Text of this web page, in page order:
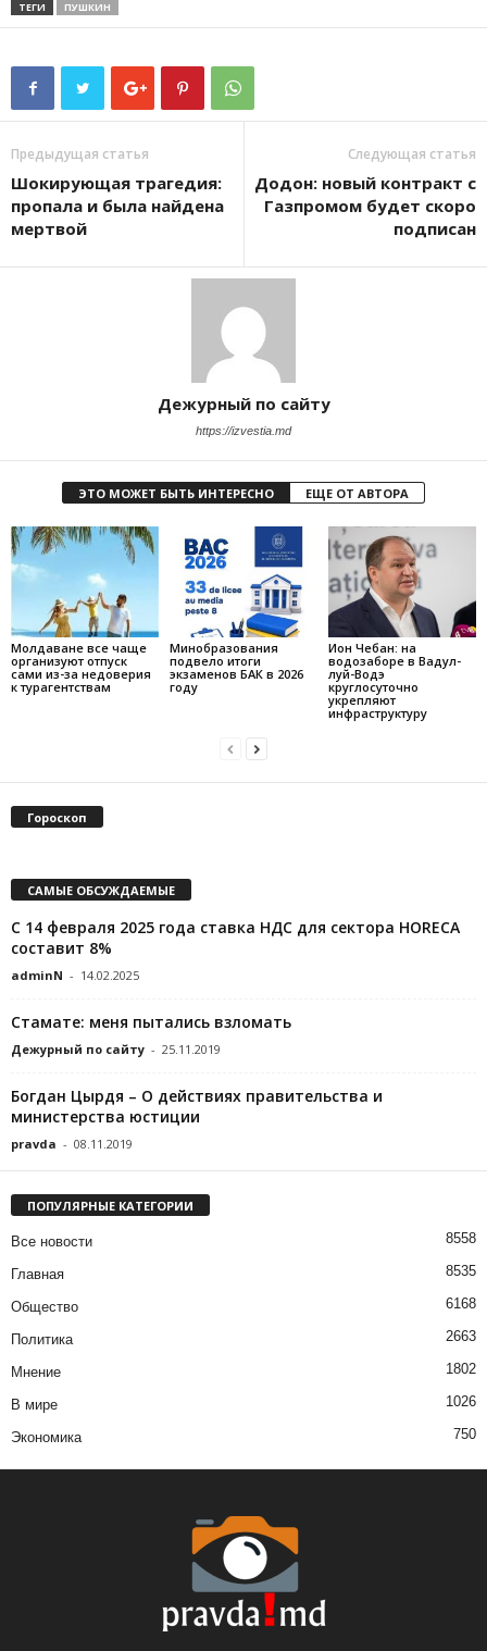
ТЕГИ ПУШКИН
Предыдущая статья
Шокирующая трагедия:
пропала и была найдена
мертвой
Следующая статья
Додон: новый контракт с
Газпромом будет скоро
подписан
Дежурный по сайту
https://izvestia.md
ЭТО МОЖЕТ БЫТЬ ИНТЕРЕСНО ЕЩЕ ОТ АВТОРА
Молдаване все чаще
организуют отпуск
сами из-за недоверия
к турагентствам
Минобразования
подвело итоги
экзаменов БАК в 2026
году
Ион Чебан: на
водозаборе в Вадул-
луй-Водэ
круглосуточно
укрепляют
инфраструктуру
Гороскоп
САМЫЕ ОБСУЖДАЕМЫЕ
C 14 февраля 2025 года cтавка НДС для сектора HORECA
составит 8%
adminN - 14.02.2025
Стамате: меня пытались взломать
Дежурный по сайту - 25.11.2019
Богдан Цырдя – О действиях правительства и
министерства юстиции
pravda - 08.11.2019
ПОПУЛЯРНЫЕ КАТЕГОРИИ
Все новости 8558
Главная 8535
Общество 6168
Политика 2663
Мнение 1802
В мире 1026
Экономика 750